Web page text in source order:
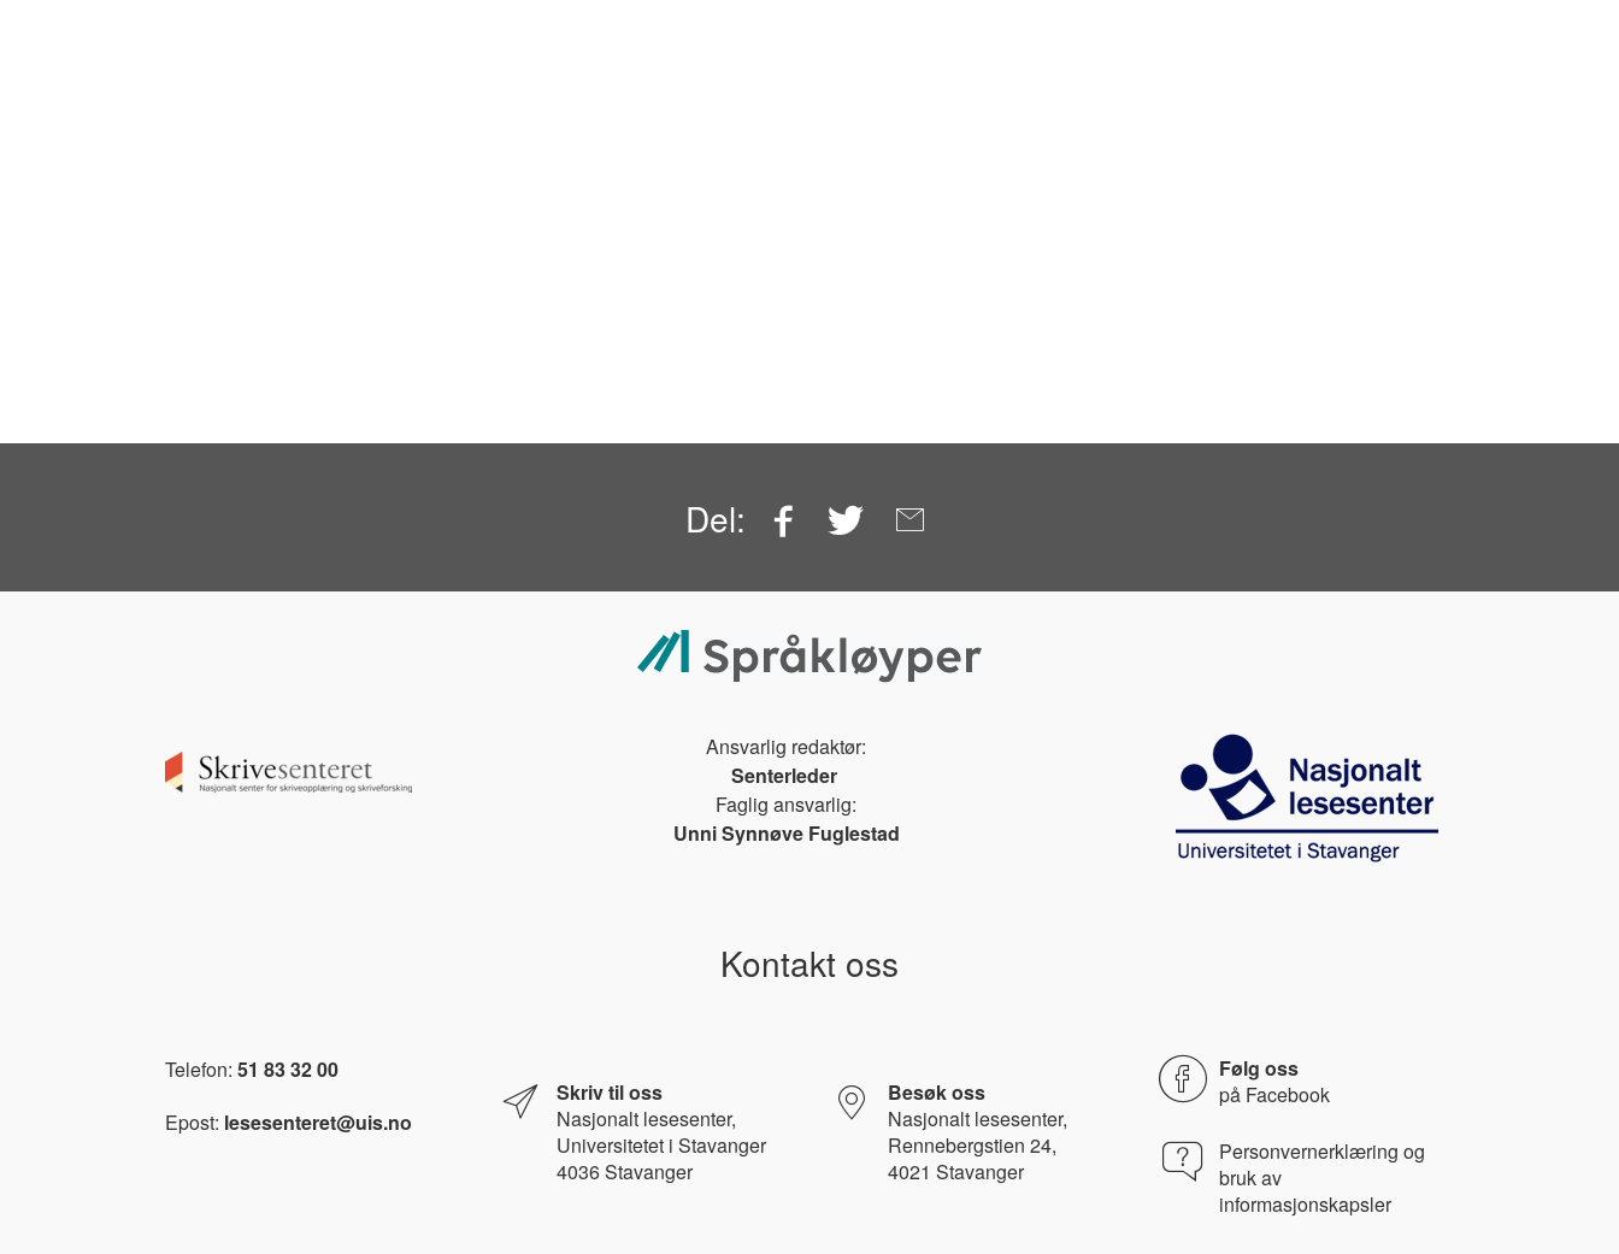
Del: Facebook
Twitter
Image
Ansvarlig redaktør:
Senterleder
Faglig ansvarlig:
Unni Synnøve Fuglestad
Image
Kontakt oss
Telefon: 51 83 32 00
Epost: lesesenteret@uis.no
Skriv til oss
Nasjonalt lesesenter,
Universitetet i Stavanger
4036 Stavanger
Besøk oss
Nasjonalt lesesenter,
Rennebergstien 24,
4021 Stavanger
Følg oss
på Facebook
Personvernerklæring og
bruk av
informasjonskapsler